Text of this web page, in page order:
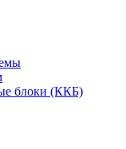
блоки (ККБ)